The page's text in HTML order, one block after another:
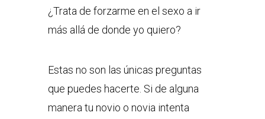
¿Trata de forzarme en el sexo a ir
más allá de donde yo quiero?
Estas no son las únicas preguntas
que puedes hacerte. Si de alguna
manera tu novio o novia intenta